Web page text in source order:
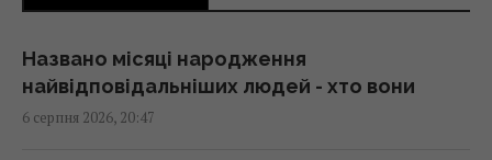
Супутник Сатурна обертається настільки
повільно, що його доба триває майже 16
Названо місяці народження
найвідповідальніших людей - хто вони
6 серпня 2026, 20:47